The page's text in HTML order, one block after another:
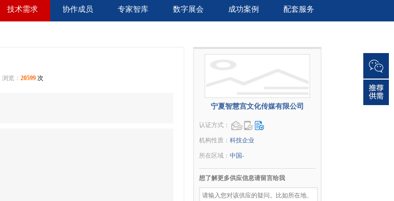
技术需求 协作成员 专家智库 数字展会 成功案例 配套服务
浏览： 20599 次
宁夏智慧宫文化传媒有限公司
认证方式：
机构性质： 科技企业
所在区域： 中国-
想了解更多供应信息请留言给我